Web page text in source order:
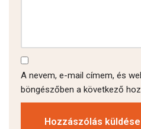
A nevem, e-mail címem, és
böngészőben a következő